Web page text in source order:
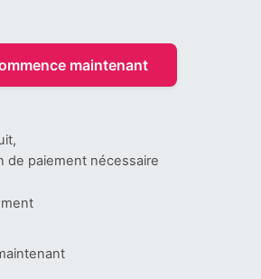
maintenant
de paiement nécessaire